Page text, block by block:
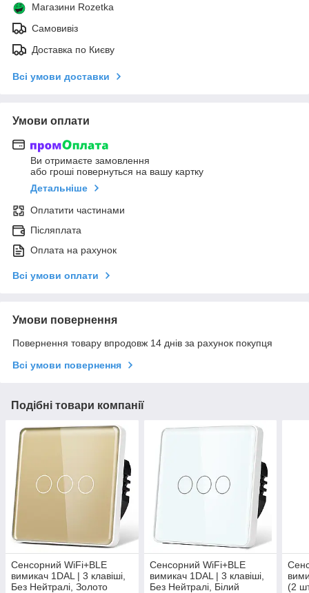
Магазини Rozetka
Самовивіз
Доставка по Києву
Всі умови доставки
Умови оплати
Ви отримаєте замовлення
або гроші повернуться на вашу картку
Детальніше
Оплатити частинами
Післяплата
Оплата на рахунок
Всі умови оплати
Умови повернення
Повернення товару впродовж 14 днів за рахунок покупця
Всі умови повернення
Подібні товари компанії
Сенсорний WiFi+BLE
вимикач 1DAL | 3 клавіші,
Без Нейтралі, Золото
Сенсорний WiFi+BLE
вимикач 1DAL | 3 клавіші,
Без Нейтралі, Білий
(2